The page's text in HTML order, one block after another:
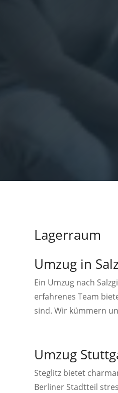
Lagerraum
Umzug in
Ein Umzug nach
erfahrenes Team
sind. Wir kümmern
Umzug
Steglitz bietet
Berliner Stadtteil